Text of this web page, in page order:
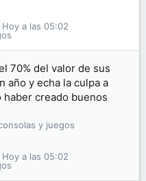
Hoy a las 05:02
70% del valor de sus
año y echa la culpa a
creado buenos
y juegos
Hoy a las 05:02